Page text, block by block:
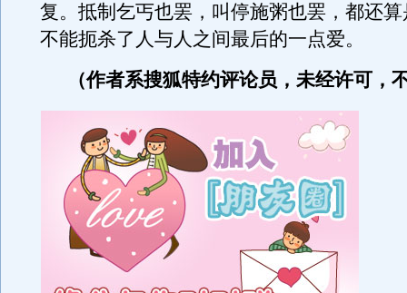
复。抵制乞丐也罢，叫停施粥也罢，都还
不能扼杀了人与人之间最后的一点爱。
（作者系搜狐特约评论员，未经许可，